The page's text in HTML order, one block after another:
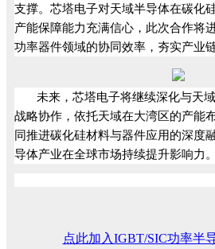
支撑。芯塔电子对天域半导体在碳化
产能保障能力充满信心，此次合作将
功率器件领域的协同效率，夯实产业
未来，芯塔电子将继续深化与天域
战略协作，依托天域在大湾区的产能
同推进碳化硅材料与器件应用的深度
导体产业在全球市场持续提升影响力。
点此加入IGBT/SIC功率半